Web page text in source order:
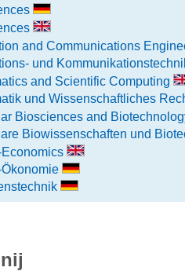
and Communications
und
and Scientific Computing
und Wissenschaftliches
Biosciences and
Biowissenschaften und